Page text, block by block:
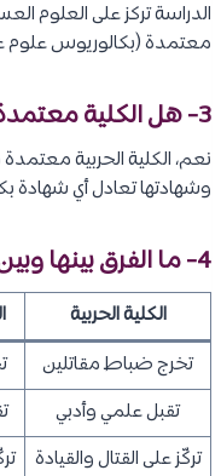
الدراسة تركز على العلوم
معتمدة (بكالوريوس علوم
3- هل الكلية معتمدة؟
نعم، الكلية الحربية
وشهادتها تعادل أي شهادة
4- ما الفرق بينها وبين الكلية الفنية العسكرية؟
الكلية الحربية
تخرج ضباط مقاتلين
تقبل علمي وأدبي
تركّز على القتال والقيادة